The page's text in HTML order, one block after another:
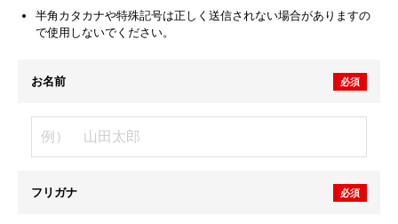
半角カタカナや特殊記号は正しく送信されない場合がありますの
で使用しないでください。
お名前 必須
フリガナ 必須